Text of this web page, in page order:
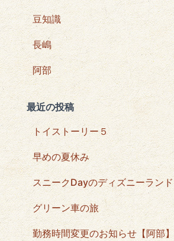
豆知識
長嶋
阿部
最近の投稿
トイストーリー５
早めの夏休み
スニークDayのディズニーランド
グリーン車の旅
勤務時間変更のお知らせ【阿部】